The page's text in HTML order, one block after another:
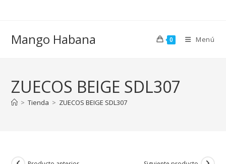
Mango Habana 0 Menú
ZUECOS BEIGE SDL307
> Tienda > ZUECOS BEIGE SDL307